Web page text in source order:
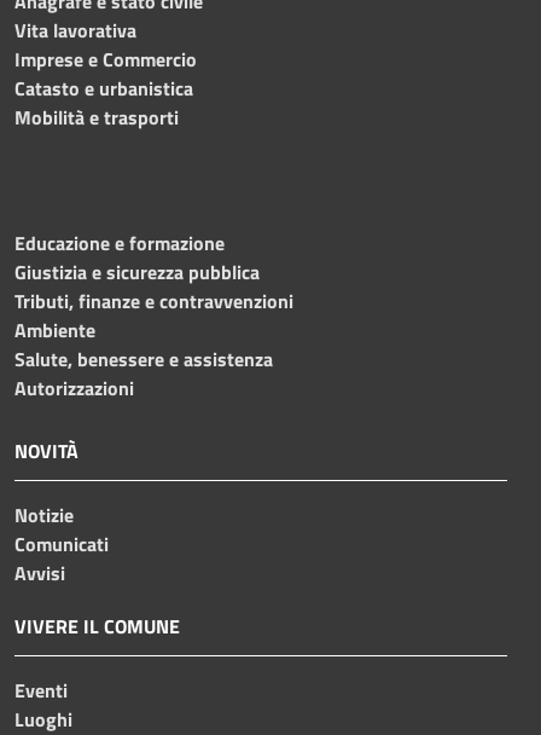
Vita lavorativa
Imprese e Commercio
Catasto e urbanistica
Mobilità e trasporti
Educazione e formazione
Giustizia e sicurezza pubblica
Tributi, finanze e contravvenzioni
Ambiente
Salute, benessere e assistenza
Autorizzazioni
NOVITÀ
Notizie
Comunicati
Avvisi
VIVERE IL COMUNE
Eventi
Luoghi